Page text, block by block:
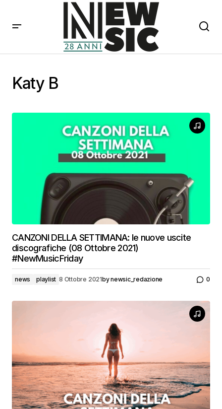
Katy B
CANZONI DELLA SETTIMANA: le nuove uscite
discografiche (08 Ottobre 2021)
#NewMusicFriday
news playlist 8 Ottobre 2021bynewsic_redazione 0